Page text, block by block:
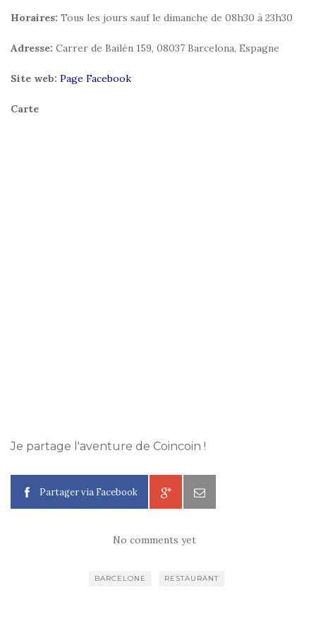
Horaires: Tous les jours sauf le dimanche de 08h30 à 23h30
Adresse: Carrer de Bailèn 159, 08037 Barcelona, Espagne
Site web: Page Facebook
Carte
Je partage l'aventure de Coincoin !
Partager via Facebook
No comments yet
BARCELONE RESTAURANT